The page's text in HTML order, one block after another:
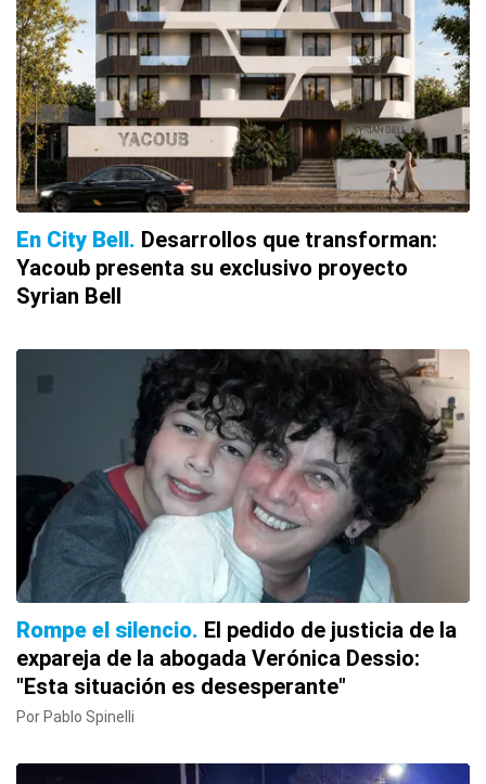
En City Bell Desarrollos que transforman:
Yacoub presenta su exclusivo proyecto
Syrian Bell
Rompe el silencio El pedido de justicia de la
expareja de la abogada Verónica Dessio:
"Esta situación es desesperante"
Por Pablo Spinelli